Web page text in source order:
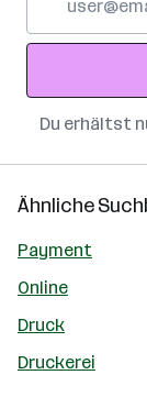
Adresse
Du erhältst
Ähnliche
Payment
Online
Druck
Druckerei